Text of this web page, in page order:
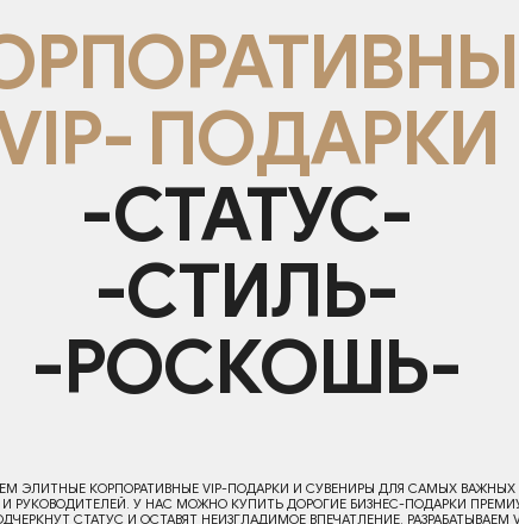
корпоративные VIP-подарки и сувениры для самых важных
бизнес-подарки премиум-класса, которые подчеркнут статус и
наборы с логотипом под заказ в
-СТАТУС-
-СТИЛЬ-
КОРПОРАТИВНЫЕ VIP-ПОДАРКИ И СУВЕНИРЫ ДЛЯ САМЫХ ВАЖНЫХ КЛИЕНТОВ,
У НАС МОЖНО КУПИТЬ ДОРОГИЕ БИЗНЕС-ПОДАРКИ ПРЕМИУМ-КЛАССА,
И ОСТАВЯТ НЕИЗГЛАДИМОЕ ВПЕЧАТЛЕНИЕ. РАЗРАБАТЫВАЕМ VIP-НАБОРЫ С